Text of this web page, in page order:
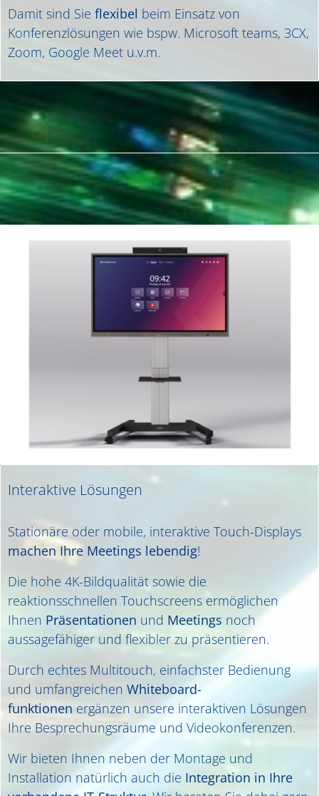
Damit sind Sie flexibel beim Einsatz von
Konferenzlösungen wie bspw. Microsoft teams, 3CX,
Zoom, Google Meet u.v.m.
Interaktive Lösungen
Stationäre oder mobile, interaktive Touch-Displays
machen Ihre Meetings lebendig!
Die hohe 4K-Bildqualität sowie die
reaktionsschnellen Touchscreens ermöglichen
Ihnen Präsentationen und Meetings noch
aussagefähiger und flexibler zu präsentieren.
Durch echtes Multitouch, einfachster Bedienung
und umfangreichen Whiteboard-
funktionen ergänzen unsere interaktiven Lösungen
Ihre Besprechungsräume und Videokonferenzen.
Wir bieten Ihnen neben der Montage und
Installation natürlich auch die Integration in Ihre